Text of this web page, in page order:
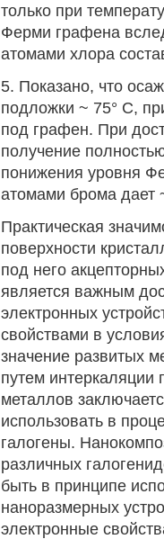
только при
Ферми графена
атомами хлора
5. Показано, что
подложки ~ 75° С,
под графен. При
получение
понижения уровня
атомами брома дает
Практическая
поверхности
под него
является важным
электронных
свойствами в
значение развитых
путем интеркаляции
металлов
использовать в
галогены.
различных
быть в принципе
наноразмерных
электронные